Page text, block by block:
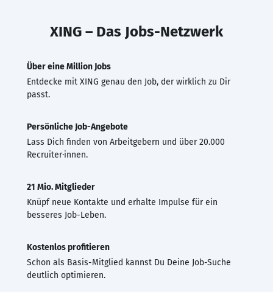
XING – Das Jobs-Netzwerk
Über eine Million Jobs
Entdecke mit XING genau den Job, der wirklich zu Dir
passt.
Persönliche Job-Angebote
Lass Dich finden von Arbeitgebern und über 20.000
Recruiter·innen.
21 Mio. Mitglieder
Knüpf neue Kontakte und erhalte Impulse für ein
besseres Job-Leben.
Kostenlos profitieren
Schon als Basis-Mitglied kannst Du Deine Job-Suche
deutlich optimieren.